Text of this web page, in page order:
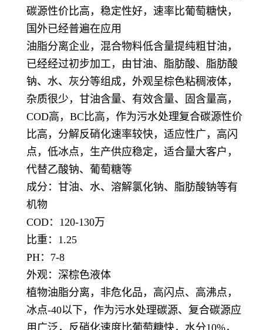
碳源性价比高，稳定性好，速率比葡萄糖快，
国外已经普遍在应用
油脂分离企业，混合物料低含量提纯粗甘油，
已经经过初步加工，由甘油、脂肪酸、脂肪酸
钠、水、灰分等组成，外观呈棕色粘稠液体，
杂质很少，甘油含量、有效含量、固含量高，
COD高，BC比高，作为污水处理复合碳源性价
比高，分解反硝化速率较快，适应性广，高闪
点，低冰点，生产供应稳定，适合量大客户，
代替乙酸钠、葡萄糖等
成分：甘油、水、溶解氯化钠、脂肪酸钠等有
机物
COD：120-130万
比重：1.25
PH：7-8
外观：深棕色液体
植物油脂分离，非危化品，高闪点、高沸点，
冰点-40以下，作为污水处理碳源、复合碳源应
用广泛，反硝化速度比葡萄糖快，水分10%，